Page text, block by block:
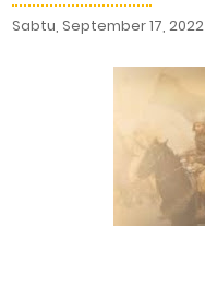
Sabtu, September 17, 2022